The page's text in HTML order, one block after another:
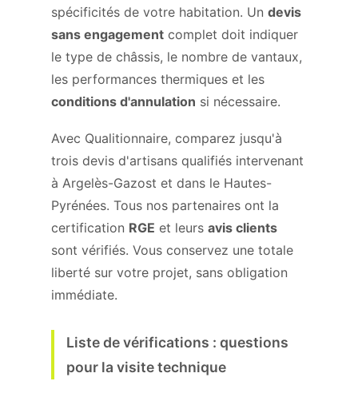
spécificités de votre habitation. Un devis
sans engagement complet doit indiquer
le type de châssis, le nombre de vantaux,
les performances thermiques et les
conditions d'annulation si nécessaire.
Avec Qualitionnaire, comparez jusqu'à
trois devis d'artisans qualifiés intervenant
à Argelès-Gazost et dans le Hautes-
Pyrénées. Tous nos partenaires ont la
certification RGE et leurs avis clients
sont vérifiés. Vous conservez une totale
liberté sur votre projet, sans obligation
immédiate.
Liste de vérifications : questions
pour la visite technique